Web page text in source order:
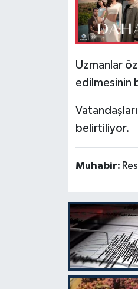
Uzmanlar
edilmesinin
belirtiliyor.
Muhabir: